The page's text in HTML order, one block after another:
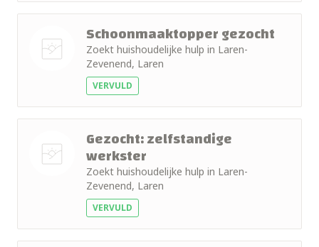
Schoonmaaktopper gezocht
Zoekt huishoudelijke hulp in Laren-
Zevenend, Laren
VERVULD
Gezocht: zelfstandige
werkster
Zoekt huishoudelijke hulp in Laren-
Zevenend, Laren
VERVULD